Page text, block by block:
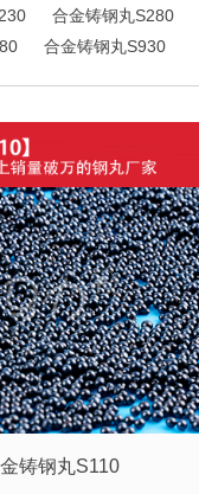
合金铸钢丸S280
合金铸钢丸S930
铸钢丸S110